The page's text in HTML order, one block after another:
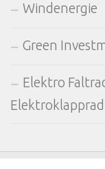
Windenergie
Green
Elektro
Elektroklapprad